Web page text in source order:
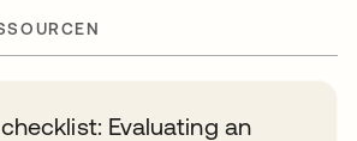
Evaluating an